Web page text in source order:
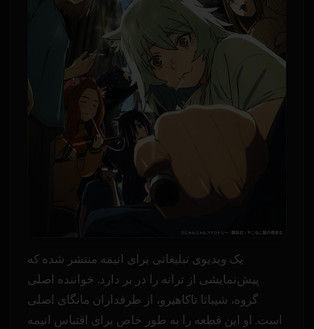
یک ویدیوی تبلیغاتی برای انیمه منتشر شده که
پیش‌نمایشی از ترانه را در بر دارد. خواننده اصلی
گروه، شیباتا تاکاهیرو، از طرفداران مانگای اصلی
است. او این قطعه را به طور خاص برای اقتباس انیمه